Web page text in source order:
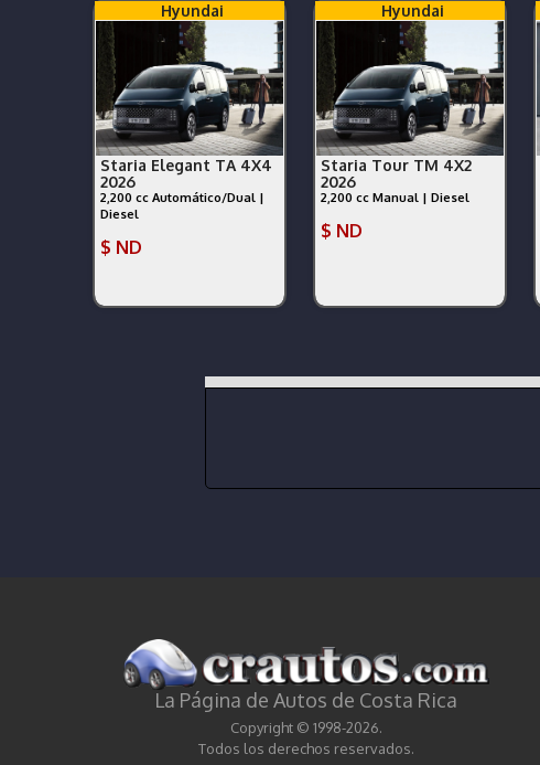
Hyundai
Staria Elegant TA 4X4
2026
2,200 cc Automático/Dual |
Diesel
$ ND
Hyundai
Staria Tour TM 4X2
2026
2,200 cc Manual | Diesel
$ ND
La Página de Autos de Costa Rica
Copyright © 1998-2026.
Todos los derechos reservados.